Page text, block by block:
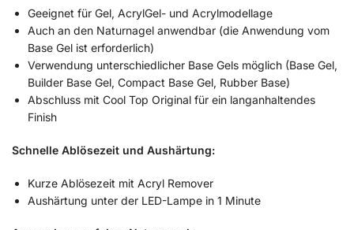
Geeignet für Gel, AcrylGel- und Acrylmodellage
Auch an den Naturnagel anwendbar (die Anwendung vom
Base Gel ist erforderlich)
Verwendung unterschiedlicher Base Gels möglich (Base Gel,
Builder Base Gel, Compact Base Gel, Rubber Base)
Abschluss mit Cool Top Original für ein langanhaltendes
Finish
Schnelle Ablösezeit und Aushärtung:
Kurze Ablösezeit mit Acryl Remover
Aushärtung unter der LED-Lampe in 1 Minute